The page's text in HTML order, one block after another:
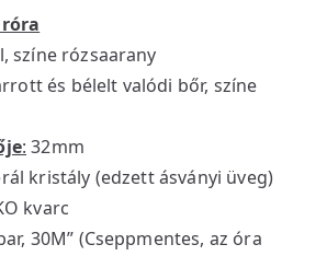
színe rózsaarany
és bélelt valódi bőr, színe
: 32mm
kristály (edzett ásványi üveg)
kvarc
30M” (Cseppmentes, az óra